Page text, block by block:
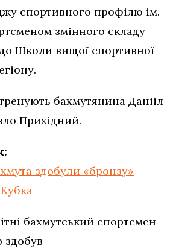
спортивного профілю ім.
змінного складу
Школи вищої спортивної
бахмутянина Даніiл
Прихідний.
здобули «бронзу»
бахмутський спортсмен
здобув